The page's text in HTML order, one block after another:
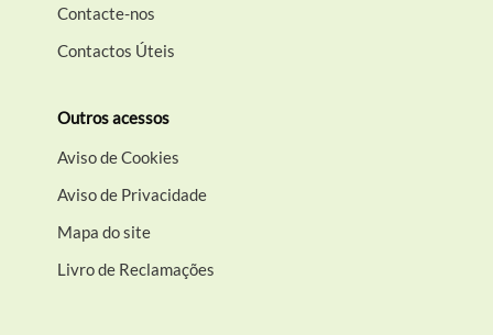
Contacte-nos
Contactos Úteis
Outros acessos
Aviso de Cookies
Aviso de Privacidade
Mapa do site
Livro de Reclamações